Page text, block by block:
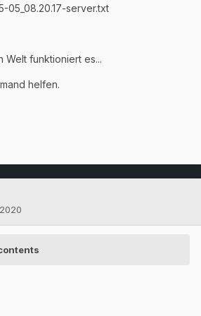
server.txt
Welt funktioniert es...
helfen.